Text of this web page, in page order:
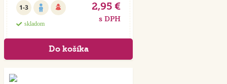
1-3
skladom
2,95 €
s DPH